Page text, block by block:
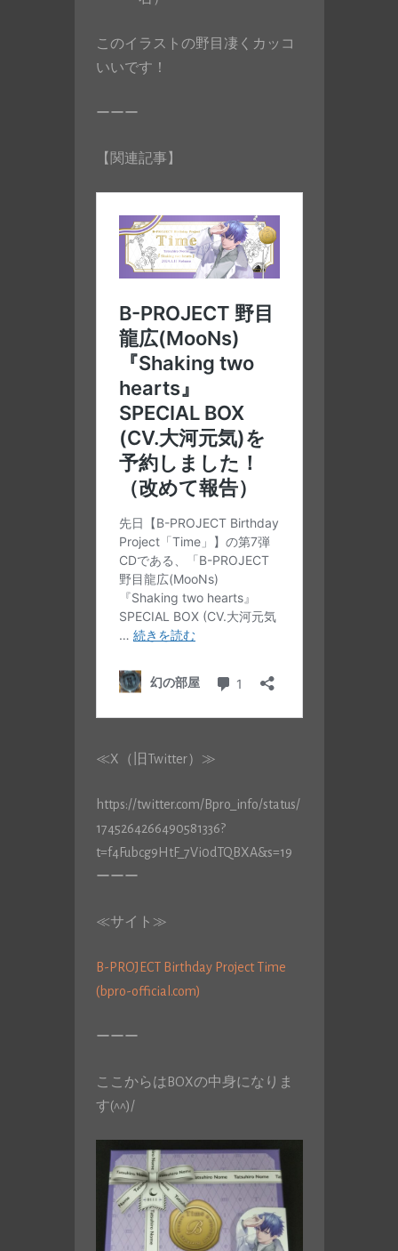
このイラストの野目凄くカッコ
いいです！
ーーー
【関連記事】
≪X（旧Twitter）≫
https://twitter.com/Bpro_info/status/
1745264266490581336?
t=f4Fubcg9HtF_7Vi0dTQBXA&s=19
ーーー
≪サイト≫
B-PROJECT Birthday Project Time
(bpro-official.com)
ーーー
ここからはBOXの中身になりま
す(^^)/